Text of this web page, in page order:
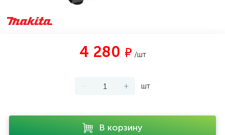
4 280 ₽ /шт
- + шт
В корзину